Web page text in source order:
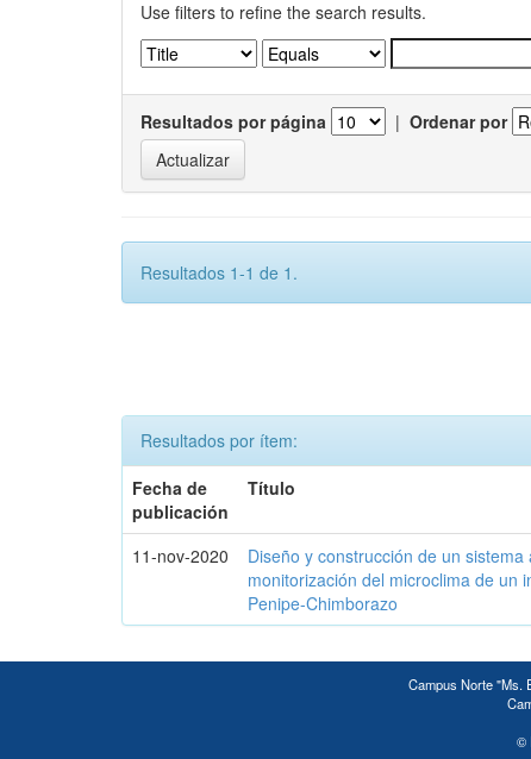
Use filters to refine the search results.
Resultados por página | Ordenar por
Resultados 1-1 de 1.
Resultados por ítem:
Fecha de
publicación
Título
11-nov-2020
Diseño y construcción de un
monitorización del microclima de un
Penipe-Chimborazo
Campus Norte "Ms.
©